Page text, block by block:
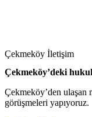
Çekmeköy İletişim
Çekmeköy’deki
Çekmeköy’den
görüşmeleri yapıyoruz.